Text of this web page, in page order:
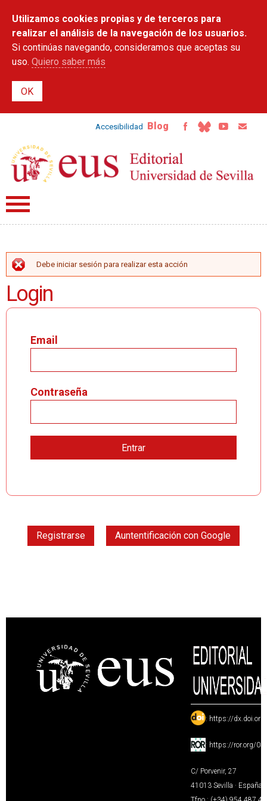
contenido
principal
Utilizamos cookies propias y de terceros para
realizar el análisis de la navegación de los usuarios.
Si continúas navegando, consideramos que aceptas su
uso. Quiero saber más
Accesibilidad Blog
MENSAJE DE ERROR
Debe iniciar sesión para realizar esta acción
Login
Email
Contraseña
Registrarse Auntentificación con Google
: https://
: https://ror.org/
C/ Porvenir, 27
41013 Sevilla · España